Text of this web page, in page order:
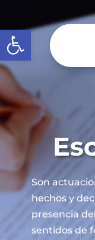
Abrir barra de
Son
hechos y
presencia
sentidos de